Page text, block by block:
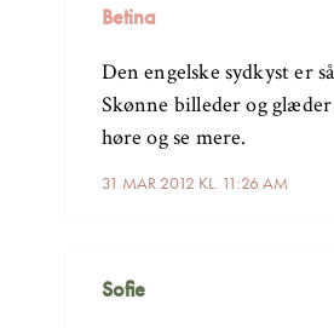
Betina
31 MAR 2012 KL. 11:26 AM
Den engelske sydkyst er
Skønne billeder og
høre og se mere.
Sofie